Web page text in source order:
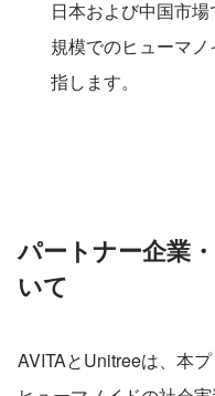
日本および中国市
規模でのヒューマ
指します。
パートナー企業
いて
AVITAとUnitreeは、本